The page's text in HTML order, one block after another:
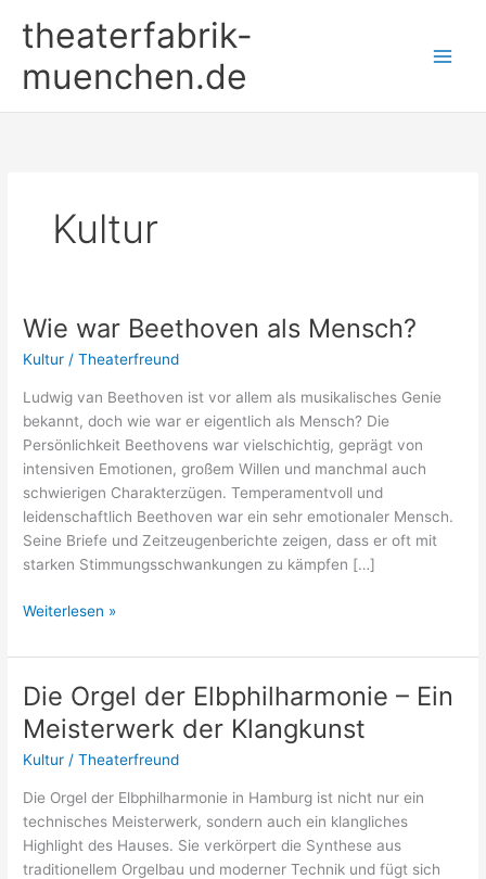
Inhalttheaterfabrik-
muenchen.de
Kultur
Wie war Beethoven als Mensch?
Kultur /Theaterfreund
Ludwig van Beethoven ist vor allem als musikalisches Genie
bekannt, doch wie war er eigentlich als Mensch? Die
Persönlichkeit Beethovens war vielschichtig, geprägt von
intensiven Emotionen, großem Willen und manchmal auch
schwierigen Charakterzügen. Temperamentvoll und
leidenschaftlich Beethoven war ein sehr emotionaler Mensch.
Seine Briefe und Zeitzeugenberichte zeigen, dass er oft mit
starken Stimmungsschwankungen zu kämpfen […]
Wie
Beethoven
Mensch?
Weiterlesen »
Die Orgel der Elbphilharmonie – Ein
Meisterwerk der Klangkunst
Kultur /Theaterfreund
Die Orgel der Elbphilharmonie in Hamburg ist nicht nur ein
technisches Meisterwerk, sondern auch ein klangliches
Highlight des Hauses. Sie verkörpert die Synthese aus
traditionellem Orgelbau und moderner Technik und fügt sich